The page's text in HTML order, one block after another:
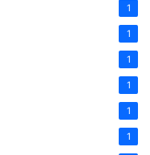
1
1
1
1
1
1